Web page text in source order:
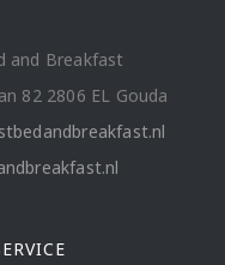
and Breakfast
82 2806 EL Gouda